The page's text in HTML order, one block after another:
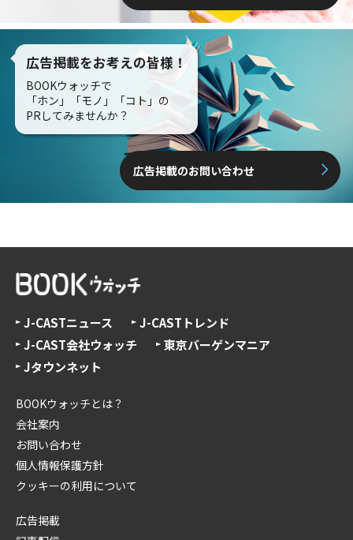
広告掲載をお考えの皆様！
BOOKウォッチで
「ホン」「モノ」「コト」の
PRしてみませんか？
広告掲載のお問い合わせ
J-CASTニュース
J-CASTトレンド
J-CAST会社ウォッチ
東京バーゲンマニア
Jタウンネット
BOOKウォッチとは？
会社案内
お問い合わせ
個人情報保護方針
クッキーの利用について
広告掲載